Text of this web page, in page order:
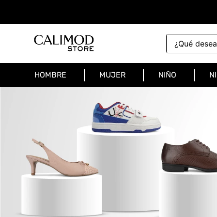
¿Qué deseas
HOMBRE MUJER NIÑO